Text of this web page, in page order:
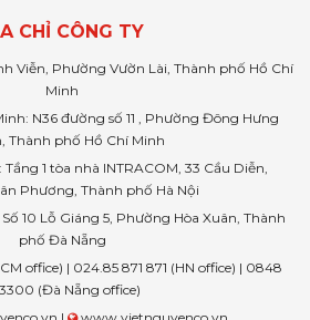
CHỈ CÔNG TY
Viễn, Phường Vườn Lài, Thành phố Hồ Chí
Minh
N36 đường số 11 , Phường Đông Hưng
Thành phố Hồ Chí Minh
1 tòa nhà INTRACOM, 33 Cầu Diễn,
Phương, Thành phố Hà Nội
10 Lỗ Giáng 5, Phường Hòa Xuân, Thành
phố Đà Nẵng
office) | 024.85 871 871 (HN office) | 0848
(Đà Nẵng office)